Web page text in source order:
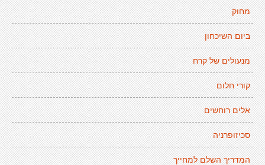
מחוק
ביום השיכחון
מנעולים של קרח
קורי חלום
אלים רוחשים
סכיזופרניה
המדריך השלם למחייך